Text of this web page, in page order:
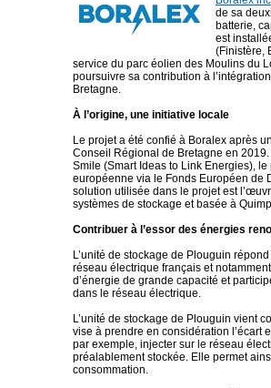
de sa
batterie,
est
(Finistère,
service du parc éolien des Moulins du
poursuivre sa contribution à
Bretagne.
À l’origine, une initiative locale
Le projet a été confié à Boralex après
Conseil Régional de Bretagne en
Smile (Smart Ideas to Link Energies),
européenne via le Fonds Européen de
solution utilisée dans le projet est
systèmes de stockage et basée à
Contribuer à l’essor des énergies
L’unité de stockage de Plouguin
réseau électrique français et
d’énergie de grande capacité et
dans le réseau électrique.
L’unité de stockage de Plouguin vient
vise à prendre en considération l’écart
par exemple, injecter sur le réseau
préalablement stockée. Elle permet
consommation.